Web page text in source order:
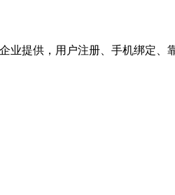
提供，用户注册、手机绑定